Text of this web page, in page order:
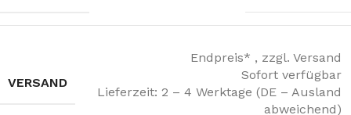
VERSAND
Endpreis* , zzgl. Versand
Sofort verfügbar
Lieferzeit: 2 – 4 Werktage (DE – Ausland
abweichend)